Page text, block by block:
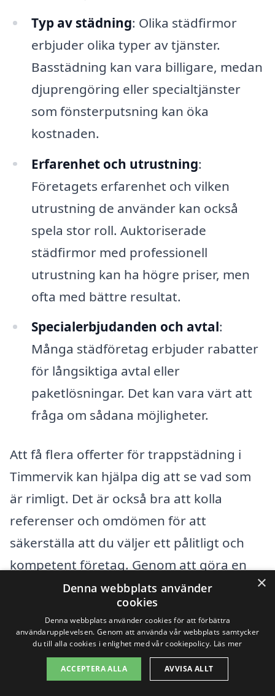
Typ av städning: Olika städfirmor
erbjuder olika typer av tjänster.
Basstädning kan vara billigare, medan
djuprengöring eller specialtjänster
som fönsterputsning kan öka
kostnaden.
Erfarenhet och utrustning:
Företagets erfarenhet och vilken
utrustning de använder kan också
spela stor roll. Auktoriserade
städfirmor med professionell
utrustning kan ha högre priser, men
ofta med bättre resultat.
Specialerbjudanden och avtal:
Många städföretag erbjuder rabatter
för långsiktiga avtal eller
paketlösningar. Det kan vara värt att
fråga om sådana möjligheter.
Att få flera offerter för trappstädning i
Timmervik kan hjälpa dig att se vad som
är rimligt. Det är också bra att kolla
referenser och omdömen för att
säkerställa att du väljer ett pålitligt och
kompetent företag. Genom att göra en
grundlig jämförelse kan du känna dig
trygg med ditt val och den prisnivå du går
med på. Använd gärna vår plattform för
att enkelt få kontakt med olika städfirmor
i området, så att du kan få skräddarsydda
×
Denna webbplats använder
cookies
Denna webbplats använder cookies för att förbättra
användarupplevelsen. Genom att använda vår webbplats samtycker
du till alla cookies i enlighet med vår cookiepolicy. Läs mer
ACCEPTERA ALLA AVVISA ALLT